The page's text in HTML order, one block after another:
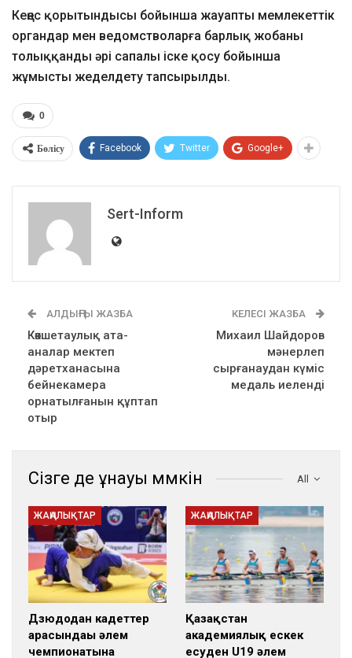
Кеңес қорытындысы бойынша жауапты мемлекеттік
органдар мен ведомстволарға барлық жобаны
толыққанды әрі сапалы іске қосу бойынша
жұмысты жеделдету тапсырылды.
0
Бөлісу Facebook Twitter Google+
Sert-Inform
АЛДЫҢҒЫ ЖАЗБА
Көкшетаулық ата-
аналар мектеп
дәретханасына
бейнекамера
орнатылғанын құптап
отыр
КЕЛЕСІ ЖАЗБА
Михаил Шайдоров
мәнерлеп
сырғанаудан күміс
медаль иеленді
All
Сізге де ұнауы мүмкін
ЖАҢАЛЫҚТАР
Дзюдодан кадеттер
арасындағы әлем
чемпионатына
ЖАҢАЛЫҚТАР
Қазақстан
академиялық ескек
есуден U19 әлем